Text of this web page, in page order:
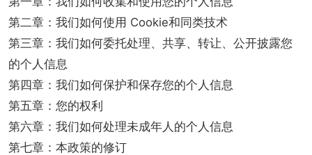
第二章：我们如何使用 Cookie和同类技术
第三章：我们如何委托处理、共享、转让、公开披露您
的个人信息
第四章：我们如何保护和保存您的个人信息
第五章：您的权利
第六章：我们如何处理未成年人的个人信息
第七章：本政策的修订